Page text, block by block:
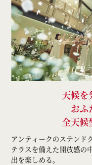
天候を
おふ
全天候
アンティークのステンド
テラスを備えた開放感の
出を楽しめる。